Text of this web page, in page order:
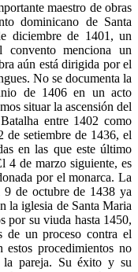
maestro de obras
dominicano de Santa
diciembre de 1401, un
menciona un
aún está dirigida por el
No se documenta la
de 1406 en un acto
situar la ascensión del
entre 1402 como
setiembre de 1436, el
en las que este último
4 de marzo siguiente, es
por el monarca. La
9 de octubre de 1438 ya
la iglesia de Santa Maria
por su viuda hasta 1450,
de un proceso contra el
procedimientos no
la pareja. Su éxito y su